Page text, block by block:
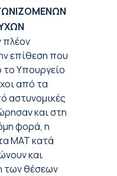
πλέον
επίθεση που
Υπουργείο
από τα
αστυνομικές
και στη
φορά, η
ΜΑΤ κατά
και
των θέσεων